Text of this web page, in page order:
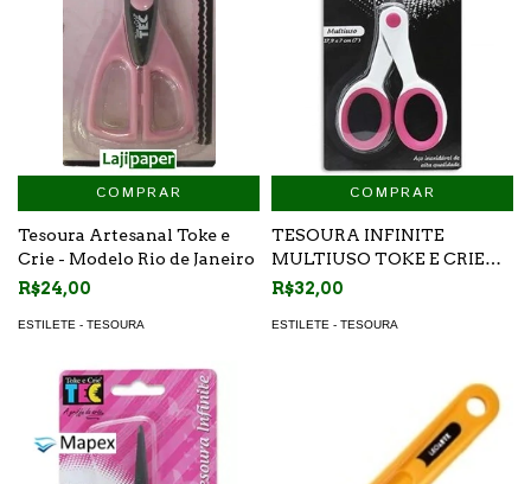
COMPRAR
Tesoura Artesanal Toke e
Crie - Modelo Rio de Janeiro
R$24,00
ESTILETE - TESOURA
COMPRAR
TESOURA INFINITE
MULTIUSO TOKE E CRIE
(TES005) 17,9X7CM
R$32,00
ESTILETE - TESOURA